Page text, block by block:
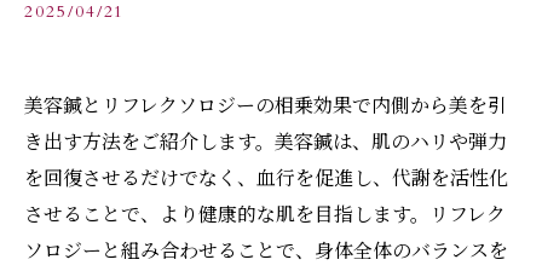
2025/04/21
美容鍼とリフレクソロジーの相乗効果で内側から美を引
き出す方法をご紹介します。美容鍼は、肌のハリや弾力
を回復させるだけでなく、血行を促進し、代謝を活性化
させることで、より健康的な肌を目指します。リフレク
ソロジーと組み合わせることで、身体全体のバランスを